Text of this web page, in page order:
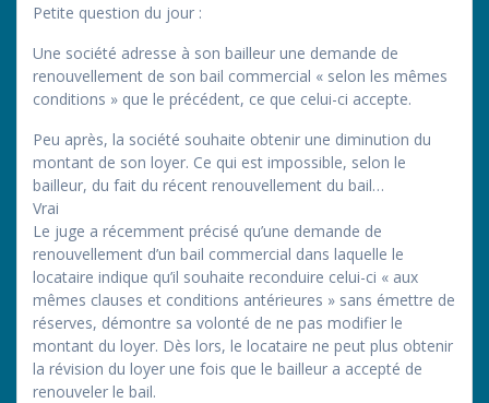
Petite question du jour :
Une société adresse à son bailleur une demande de
renouvellement de son bail commercial « selon les mêmes
conditions » que le précédent, ce que celui-ci accepte.
Peu après, la société souhaite obtenir une diminution du
montant de son loyer. Ce qui est impossible, selon le
bailleur, du fait du récent renouvellement du bail…
Vrai
Le juge a récemment précisé qu’une demande de
renouvellement d’un bail commercial dans laquelle le
locataire indique qu’il souhaite reconduire celui-ci « aux
mêmes clauses et conditions antérieures » sans émettre de
réserves, démontre sa volonté de ne pas modifier le
montant du loyer. Dès lors, le locataire ne peut plus obtenir
la révision du loyer une fois que le bailleur a accepté de
renouveler le bail.